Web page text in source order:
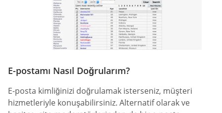
E-postamı Nasıl Doğrularım?
E-posta kimliğinizi doğrulamak isterseniz, müşteri
hizmetleriyle konuşabilirsiniz. Alternatif olarak ve